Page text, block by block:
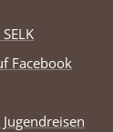
Facebook